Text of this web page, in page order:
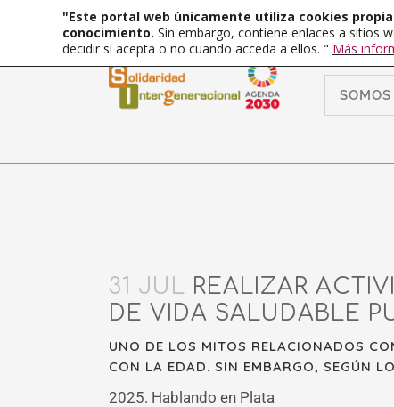
SOMOS
31 JUL REALIZAR
DE VIDA SALUDABLE
UNO DE LOS MITOS RELACIONADOS
CON LA EDAD. SIN EMBARGO, SEGÚN
2025. Hablando en Plata
"Este portal web únicamente utiliza cookies
conocimiento. Sin embargo, contiene enlaces a sitios
decidir si acepta o no cuando acceda a ellos. " Más